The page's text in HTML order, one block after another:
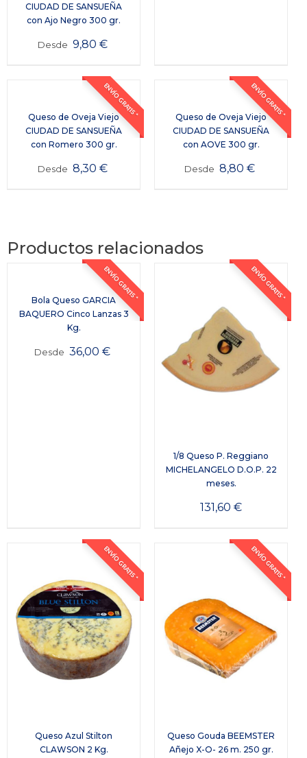
CIUDAD DE SANSUEÑA
con Ajo Negro 300 gr.
Desde 9,80 €
ENVÍO GRATIS *
Queso de Oveja Viejo
CIUDAD DE SANSUEÑA
con Romero 300 gr.
Desde 8,30 €
ENVÍO GRATIS *
Queso de Oveja Viejo
CIUDAD DE SANSUEÑA
con AOVE 300 gr.
Desde 8,80€
Productos relacionados
ENVÍO GRATIS *
Bola Queso GARCIA
BAQUERO Cinco Lanzas 3
Kg.
Desde 36,00€
ENVÍO GRATIS *
1/8 Queso P. Reggiano
MICHELANGELO D.O.P. 22
meses.
131,60€
ENVÍO GRATIS *
Queso Azul Stilton
CLAWSON 2 Kg.
ENVÍO GRATIS *
Queso Gouda BEEMSTER
Añejo X-O- 26 m. 250 gr.